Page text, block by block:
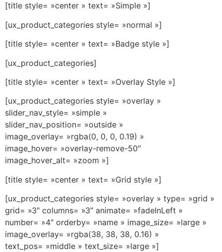
[title style= »center » text= »Simple »]
[ux_product_categories style= »normal »]
[title style= »center » text= »Badge style »]
[ux_product_categories]
[title style= »center » text= »Overlay Style »]
[ux_product_categories style= »overlay »
slider_nav_style= »simple »
slider_nav_position= »outside »
image_overlay= »rgba(0, 0, 0, 0.19) »
image_hover= »overlay-remove-50″
image_hover_alt= »zoom »]
[title style= »center » text= »Grid style »]
[ux_product_categories style= »overlay » type= »grid »
grid= »3″ columns= »3″ animate= »fadeInLeft »
number= »4″ orderby= »name » image_size= »large »
image_overlay= »rgba(38, 38, 38, 0.16) »
text_pos= »middle » text_size= »large »]